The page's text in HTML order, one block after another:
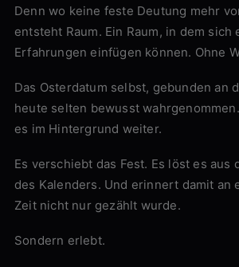
Denn wo keine feste Deutung mehr vorgegeben ist,
entsteht Raum. Ein Raum, in dem sich
Erfahrungen einfügen können. Ohne
Das Osterdatum selbst, gebunden an den Mond, wird
heute selten bewusst
es im Hintergrund weiter.
Es verschiebt das Fest. Es löst es aus der festen Linie
des Kalenders. Und erinnert damit an
Zeit nicht nur gezählt wurde.
Sondern erlebt.